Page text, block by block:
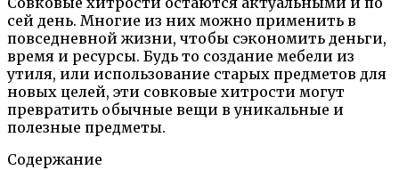
сей день. Многие из них можно применить в
повседневной жизни, чтобы сэкономить деньги,
время и ресурсы. Будь то создание мебели из
утиля, или использование старых предметов для
новых целей, эти совковые хитрости могут
превратить обычные вещи в уникальные и
полезные предметы.
Содержание